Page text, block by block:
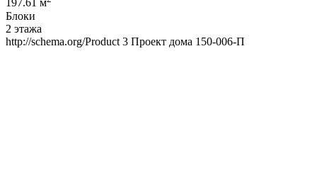
197.61 м
Блоки
2 этажа
http://schema.org/Product 3 Проект дома 150-006-П